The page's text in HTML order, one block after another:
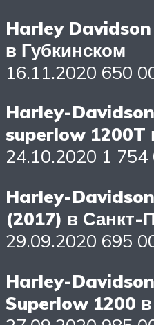
Harley
в Губкинском
16.11.2020 650
Harley-
superlow 1200T
24.10.2020 1 754
Harley-
(2017) в Санкт-
29.09.2020 695
Harley-
Superlow 1200